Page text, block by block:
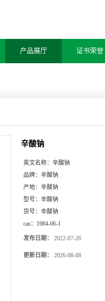
产品展厅 证书荣誉
辛酸钠
英文名称： 辛酸钠
品牌： 辛酸钠
产地： 辛酸钠
型号： 辛酸钠
货号： 辛酸钠
cas： 1984-06-1
发布日期： 2022-07-26
更新日期： 2026-08-08